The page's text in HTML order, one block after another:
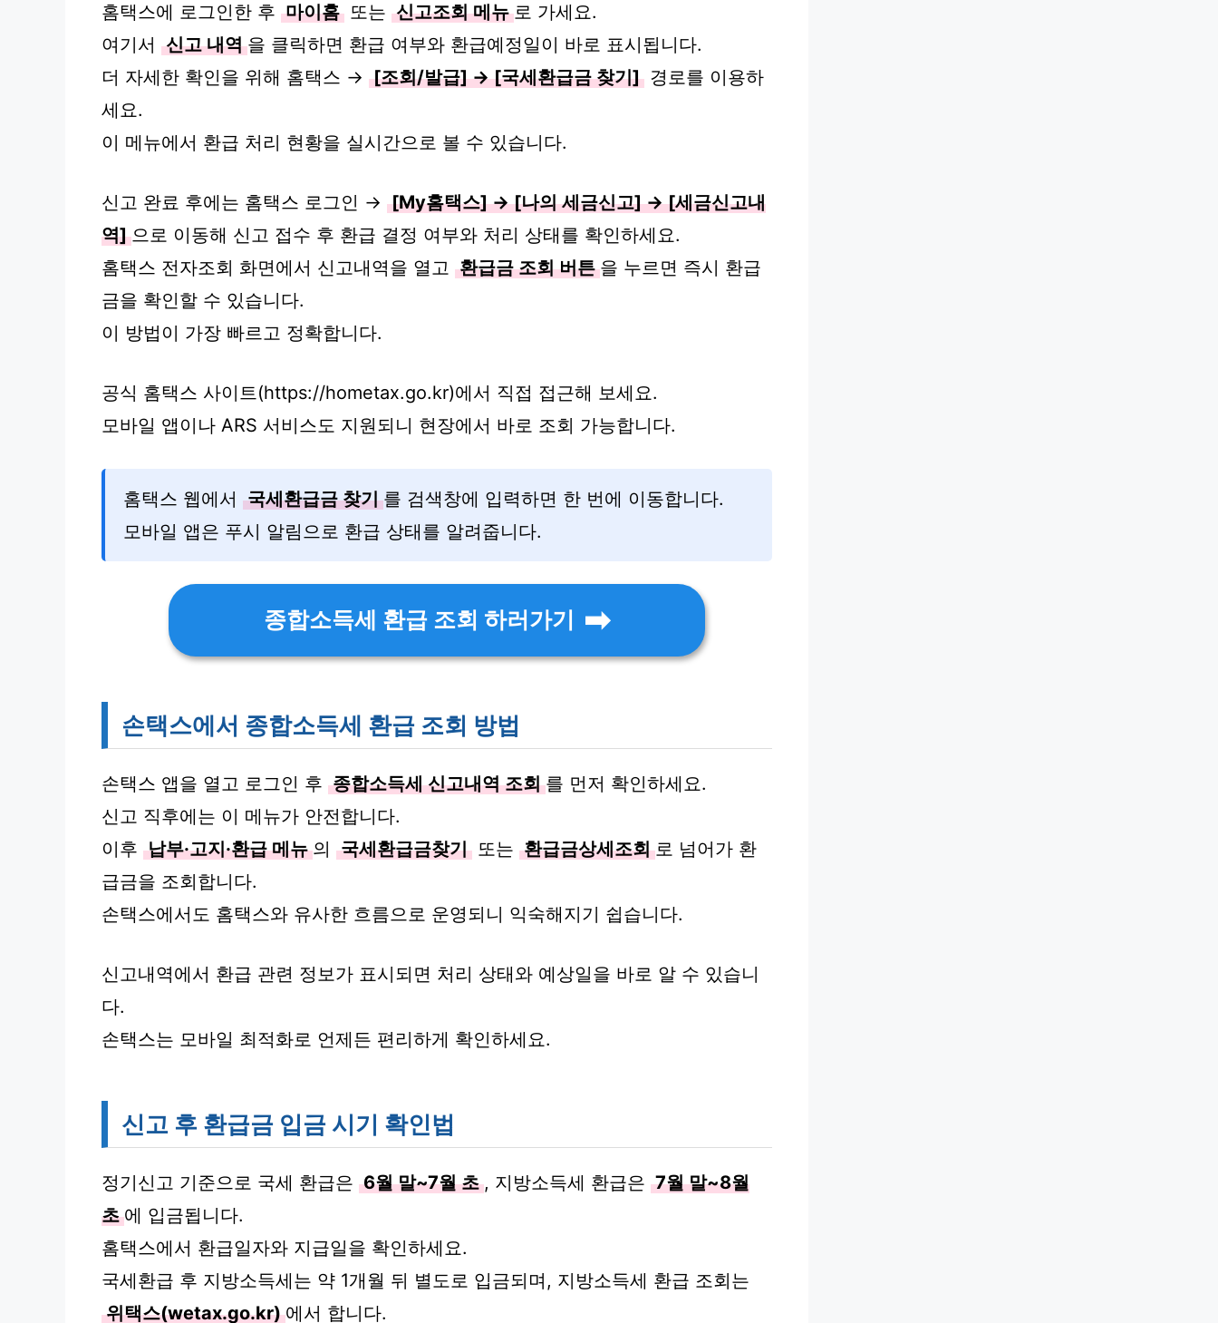
홈택스에 로그인한 후 마이홈 또는 신고조회 메뉴 로 가세요.
여기서 신고 내역 을 클릭하면 환급 여부와 환급예정일이 바로 표시됩니다.
더 자세한 확인을 위해 홈택스 → [조회/발급] → [국세환급금 찾기] 경로를 이용하
세요.
이 메뉴에서 환급 처리 현황을 실시간으로 볼 수 있습니다.
신고 완료 후에는 홈택스 로그인 → [My홈택스] → [나의 세금신고] → [세금신고내
역] 으로 이동해 신고 접수 후 환급 결정 여부와 처리 상태를 확인하세요.
홈택스 전자조회 화면에서 신고내역을 열고 환급금 조회 버튼 을 누르면 즉시 환급
금을 확인할 수 있습니다.
이 방법이 가장 빠르고 정확합니다.
공식 홈택스 사이트(https://hometax.go.kr)에서 직접 접근해 보세요.
모바일 앱이나 ARS 서비스도 지원되니 현장에서 바로 조회 가능합니다.
홈택스 웹에서 국세환급금 찾기 를 검색창에 입력하면 한 번에 이동합니다.
모바일 앱은 푸시 알림으로 환급 상태를 알려줍니다.
종합소득세 환급 조회 하러가기
손택스에서 종합소득세 환급 조회 방법
손택스 앱을 열고 로그인 후 종합소득세 신고내역 조회 를 먼저 확인하세요.
신고 직후에는 이 메뉴가 안전합니다.
이후 납부·고지·환급 메뉴 의 국세환급금찾기 또는 환급금상세조회 로 넘어가 환
급금을 조회합니다.
손택스에서도 홈택스와 유사한 흐름으로 운영되니 익숙해지기 쉽습니다.
신고내역에서 환급 관련 정보가 표시되면 처리 상태와 예상일을 바로 알 수 있습니
다.
손택스는 모바일 최적화로 언제든 편리하게 확인하세요.
신고 후 환급금 입금 시기 확인법
정기신고 기준으로 국세 환급은 6월 말~7월 초 , 지방소득세 환급은 7월 말~8월
초 에 입금됩니다.
홈택스에서 환급일자와 지급일을 확인하세요.
국세환급 후 지방소득세는 약 1개월 뒤 별도로 입금되며, 지방소득세 환급 조회는
위택스(wetax.go.kr) 에서 합니다.